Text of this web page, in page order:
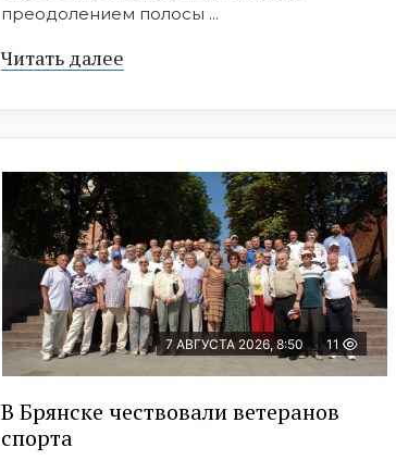
преодолением полосы ...
Читать далее
7 АВГУСТА 2026, 8:50 11
В Брянске чествовали ветеранов
спорта